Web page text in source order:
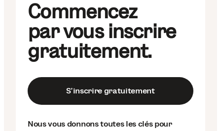
Commencez
par vous inscrire
gratuitement.
S’inscrire gratuitement
Nous vous donnons toutes les clés pour